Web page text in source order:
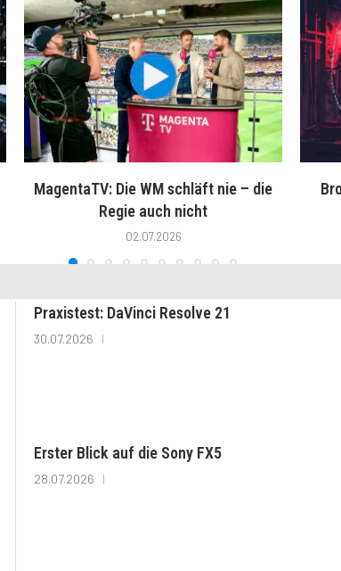
MagentaTV: Die WM schläft nie – die
Regie auch nicht
02.07.2026
Praxistest: DaVinci Resolve 21
30.07.2026
Erster Blick auf die Sony FX5
28.07.2026